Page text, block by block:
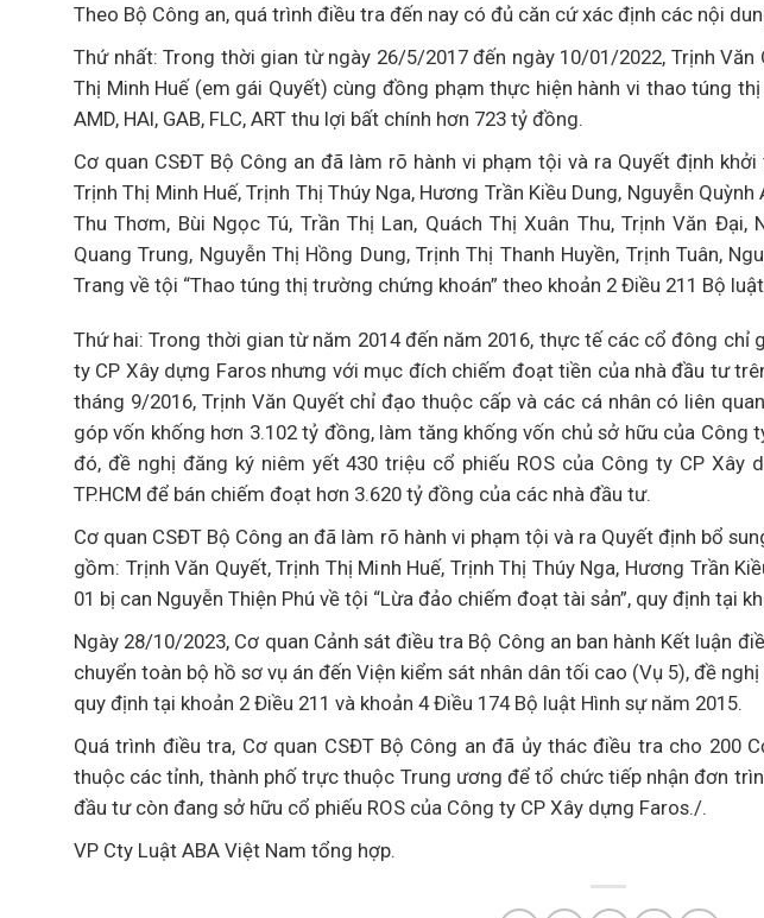
Theo Bộ Công an, quá trình điều tra đến nay có đủ căn cứ xác định các nội
Thứ nhất: Trong thời gian từ ngày 26/5/2017 đến ngày 10/01/2022, Trịnh Văn
Thị Minh Huế (em gái Quyết) cùng đồng phạm thực hiện hành vi thao túng
AMD, HAI, GAB, FLC, ART thu lợi bất chính hơn 723 tỷ đồng.
Cơ quan CSĐT Bộ Công an đã làm rõ hành vi phạm tội và ra Quyết định
Trịnh Thị Minh Huế, Trịnh Thị Thúy Nga, Hương Trần Kiều Dung, Nguyễn
Thu Thơm, Bùi Ngọc Tú, Trần Thị Lan, Quách Thị Xuân Thu, Trịnh Văn Đại,
Quang Trung, Nguyễn Thị Hồng Dung, Trịnh Thị Thanh Huyền, Trịnh Tuân,
Trang về tội “Thao túng thị trường chứng khoán” theo khoản 2 Điều 211 Bộ
Thứ hai: Trong thời gian từ năm 2014 đến năm 2016, thực tế các cổ đông chỉ
ty CP Xây dựng Faros nhưng với mục đích chiếm đoạt tiền của nhà đầu tư
tháng 9/2016, Trịnh Văn Quyết chỉ đạo thuộc cấp và các cá nhân có liên
góp vốn khống hơn 3.102 tỷ đồng, làm tăng khống vốn chủ sở hữu của Công
đó, đề nghị đăng ký niêm yết 430 triệu cổ phiếu ROS của Công ty CP Xây
TP.HCM để bán chiếm đoạt hơn 3.620 tỷ đồng của các nhà đầu tư.
Cơ quan CSĐT Bộ Công an đã làm rõ hành vi phạm tội và ra Quyết định bổ
gồm: Trịnh Văn Quyết, Trịnh Thị Minh Huế, Trịnh Thị Thúy Nga, Hương Trần
01 bị can Nguyễn Thiện Phú về tội “Lừa đảo chiếm đoạt tài sản”, quy định tại
Ngày 28/10/2023, Cơ quan Cảnh sát điều tra Bộ Công an ban hành Kết luận
chuyển toàn bộ hồ sơ vụ án đến Viện kiểm sát nhân dân tối cao (Vụ 5), đề
quy định tại khoản 2 Điều 211 và khoản 4 Điều 174 Bộ luật Hình sự năm 2015.
Quá trình điều tra, Cơ quan CSĐT Bộ Công an đã ủy thác điều tra cho 200
thuộc các tỉnh, thành phố trực thuộc Trung ương để tổ chức tiếp nhận đơn
đầu tư còn đang sở hữu cổ phiếu ROS của Công ty CP Xây dựng Faros./.
VP Cty Luật ABA Việt Nam tổng hợp.